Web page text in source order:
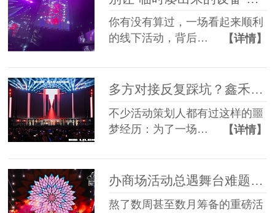
你有没有算过，一场看起来顺利
的线下活动，背后…
【详情】
多方对接反复踩坑？鑫禾舞美一站式舞美服务让你少走90%弯路
不少活动策划人都有过这样的噩
梦经历：为了一场…
【详情】
办商场活动总遇舞台难题？鑫禾舞美一站式帮你解决
熬了数周甚至数月筹备的重磅活